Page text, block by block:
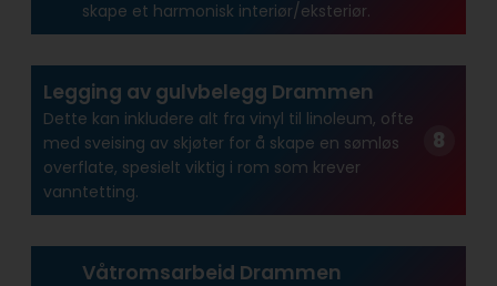
skape et harmonisk interiør/eksteriør.
Legging av gulvbelegg Drammen
Dette kan inkludere alt fra vinyl til linoleum, ofte
med sveising av skjøter for å skape en sømløs
overflate, spesielt viktig i rom som krever
vanntetting.
Våtromsarbeid Drammen